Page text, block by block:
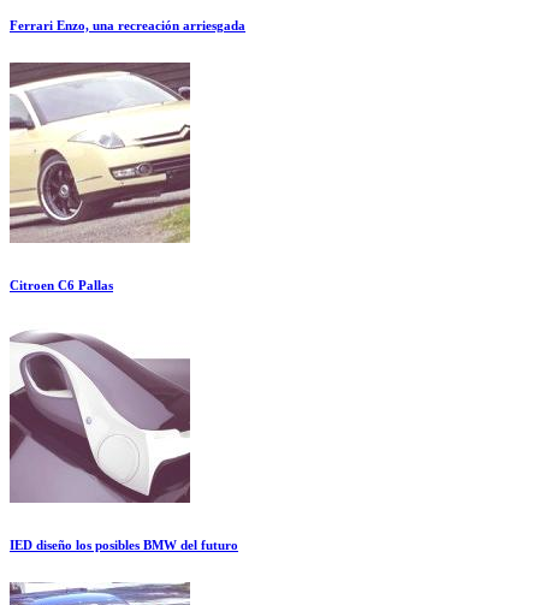
Ferrari Enzo, una recreación arriesgada
Citroen C6 Pallas
IED diseño los posibles BMW del futuro